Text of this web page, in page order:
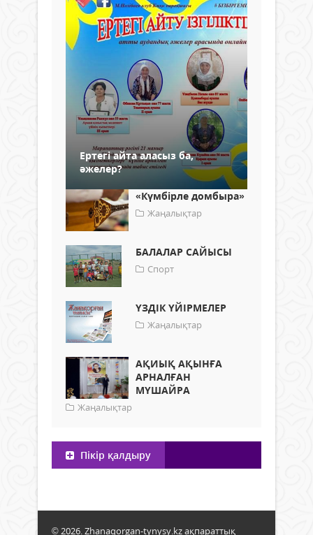
Ертегі айта аласыз ба,
әжелер?
«Күмбірле домбыра»
Жаңалықтар
БАЛАЛАР САЙЫСЫ
Спорт
ҮЗДІК ҮЙІРМЕЛЕР
Жаңалықтар
АҚИЫҚ АҚЫНҒА
АРНАЛҒАН
МҮШАЙРА
Жаңалықтар
Пікір қалдыру
© 2026. Zhanaqorgan-tynysy.kz ақпараттық